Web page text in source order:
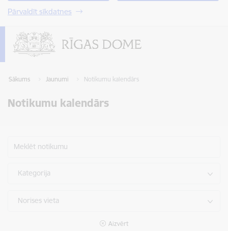
Pārvaldīt sīkdatnes
Sākums Jaunumi Notikumu kalendārs
Notikumu kalendārs
Meklēt notikumu
Kategorija
Norises vieta
Aizvērt